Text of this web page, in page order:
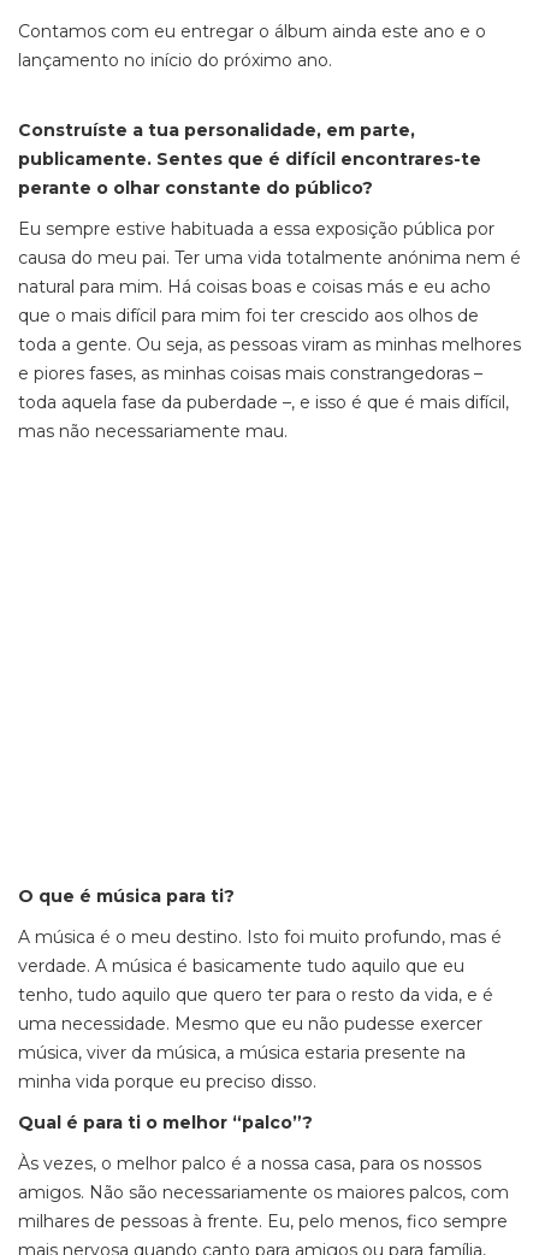
Contamos com eu entregar o álbum ainda este ano e o
lançamento no início do próximo ano.
Construíste a tua personalidade, em parte,
publicamente. Sentes que é difícil encontrares-te
perante o olhar constante do público?
Eu sempre estive habituada a essa exposição pública por
causa do meu pai. Ter uma vida totalmente anónima nem é
natural para mim. Há coisas boas e coisas más e eu acho
que o mais difícil para mim foi ter crescido aos olhos de
toda a gente. Ou seja, as pessoas viram as minhas melhores
e piores fases, as minhas coisas mais constrangedoras –
toda aquela fase da puberdade –, e isso é que é mais difícil,
mas não necessariamente mau.
O que é música para ti?
A música é o meu destino. Isto foi muito profundo, mas é
verdade. A música é basicamente tudo aquilo que eu
tenho, tudo aquilo que quero ter para o resto da vida, e é
uma necessidade. Mesmo que eu não pudesse exercer
música, viver da música, a música estaria presente na
minha vida porque eu preciso disso.
Qual é para ti o melhor “palco”?
Às vezes, o melhor palco é a nossa casa, para os nossos
amigos. Não são necessariamente os maiores palcos, com
milhares de pessoas à frente. Eu, pelo menos, fico sempre
mais nervosa quando canto para amigos ou para família,